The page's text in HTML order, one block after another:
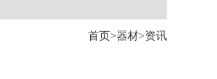
首页 器材 资讯